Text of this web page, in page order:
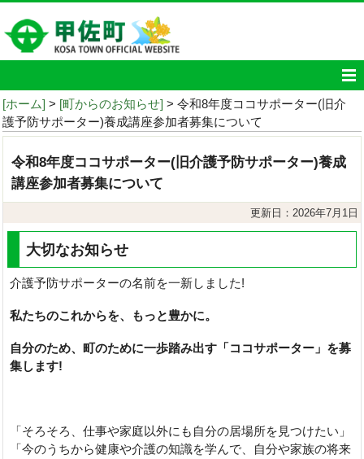
[ホーム] > [町からのお知らせ] > 令和8年度ココサポーター(旧介
護予防サポーター)養成講座参加者募集について
令和8年度ココサポーター(旧介護予防サポーター)養成
講座参加者募集について
更新日：2026年7月1日
大切なお知らせ
介護予防サポーターの名前を一新しました!
私たちのこれからを、もっと豊かに。
自分のため、町のために一歩踏み出す「ココサポーター」を募
集します!
「そろそろ、仕事や家庭以外にも自分の居場所を見つけたい」
「今のうちから健康や介護の知識を学んで、自分や家族の将来